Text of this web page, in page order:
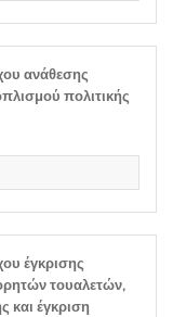
ανάθεσης
πολιτικής
έγκρισης
τουαλετών,
και έγκριση